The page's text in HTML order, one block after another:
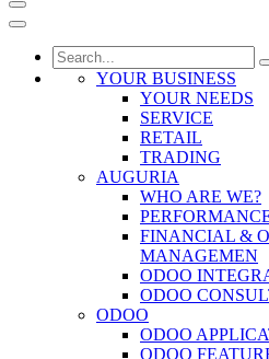
YOUR BUSINESS
YOUR NEEDS
SERVICE
RETAIL
TRADING
AUGURIA
WHO ARE WE?
FINANCIAL &
MANAGEMEN
ODOO
ODOO
ODOO
ODOO
ODOO